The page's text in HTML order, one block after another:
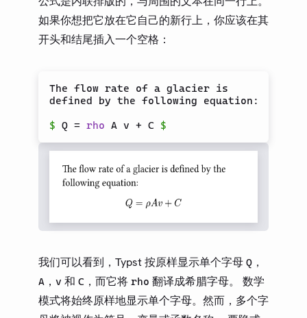
如果你想把它放在它自己的新行上，你应该在其
开头和结尾插入一个空格：
The flow rate of a glacier is
defined by the following equation:
$ Q = rho A v + C $
我们可以看到，Typst 按原样显示单个字母 Q ，
A ， v 和 C ，而它将 rho 翻译成希腊字母。 数学
模式将始终原样地显示单个字母。然而，多个字